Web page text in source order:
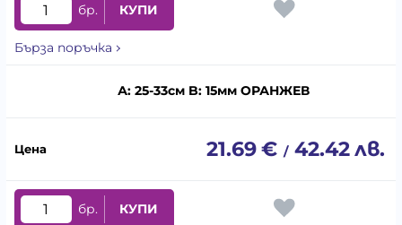
бр. КУПИ
Бърза поръчка
А: 25-33см B: 15мм ОРАНЖЕВ
21.69€ / 42.42лв.
бр. КУПИ